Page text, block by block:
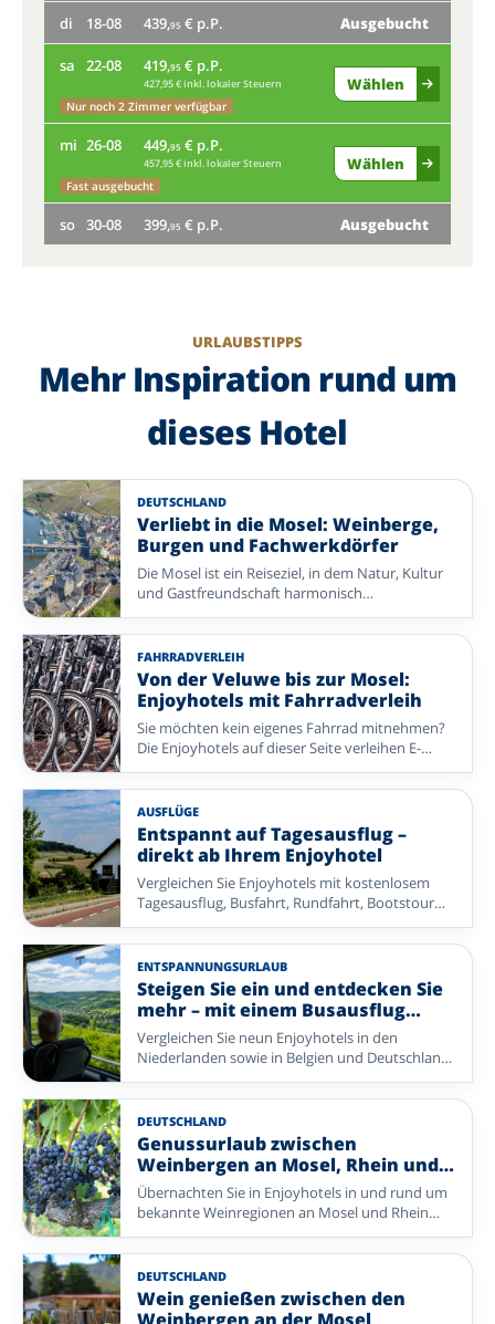
di 18-08 439,95 € p.P. Ausgebucht
sa 22-08 419,95 € p.P.
427,95 € inkl. lokaler Steuern
Nur noch 2 Zimmer verfügbar
Wählen
mi 26-08 449,95 € p.P.
457,95 € inkl. lokaler Steuern
Fast ausgebucht
Wählen
so 30-08 399,95 € p.P. Ausgebucht
URLAUBSTIPPS
Mehr Inspiration rund um
dieses Hotel
DEUTSCHLAND
Verliebt in die Mosel: Weinberge,
Burgen und Fachwerkdörfer
Die Mosel ist ein Reiseziel, in dem Natur, Kultur
und Gastfreundschaft harmonisch
zusammenkommen. Entlang des malerischen
Flusses erwarten Sie weitläufige Weinberge,
beeindruckende Burgen und charmante
Fachwerkdörfer, die zum entspannten
Entdecken einladen. Unternehmen Sie eine
schöne Wanderung am Wasser, genießen Sie
eine Terrasse mit Aussicht oder probieren Sie ein
Glas regionalen Wein. Von einem komfortablen
Enjoyhotel aus erleben Sie den besonderen
Charme der Mosel und genießen zugleich einen
rundum sorglosen Aufenthalt.
FAHRRADVERLEIH
Von der Veluwe bis zur Mosel:
Enjoyhotels mit Fahrradverleih
Sie möchten kein eigenes Fahrrad mitnehmen?
Die Enjoyhotels auf dieser Seite verleihen E-
Bikes. Die Mietpreise unterscheiden sich je nach
Enjoyhotel. Wählen Sie ein Radrevier in den
Niederlanden oder Deutschland – von Küsten
und Flusstälern bis zu Wäldern und
Heidelandschaften.
AUSFLÜGE
Entspannt auf Tagesausflug –
direkt ab Ihrem Enjoyhotel
Vergleichen Sie Enjoyhotels mit kostenlosem
Tagesausflug, Busfahrt, Rundfahrt, Bootstour
oder einer anderen organisierten Exkursion.
Ideal, wenn Sie ohne eigene Routenplanung
mehr von der Umgebung entdecken möchten.
ENTSPANNUNGSURLAUB
Steigen Sie ein und entdecken Sie
mehr – mit einem Busausflug
inklusive
Vergleichen Sie neun Enjoyhotels in den
Niederlanden sowie in Belgien und Deutschland,
bei denen eine organisierte Bustour zum 5-
tägigen All-inclusive-Paket gehört.
DEUTSCHLAND
Genussurlaub zwischen
Weinbergen an Mosel, Rhein und
im Elsass
Übernachten Sie in Enjoyhotels in und rund um
bekannte Weinregionen an Mosel und Rhein
sowie im Elsass – mit Weinbergen, Flüssen,
Wanderwegen und stimmungsvollen Orten in
der Nähe.
DEUTSCHLAND
Wein genießen zwischen den